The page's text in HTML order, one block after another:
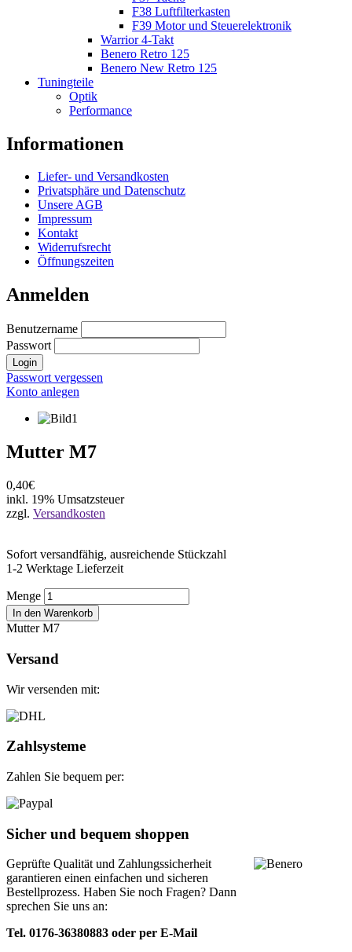
F38 Luftfilterkasten
F39 Motor und Steuerelektronik
Warrior 4-Takt
Benero Retro 125
Benero New Retro 125
Tuningteile
Optik
Performance
Informationen
Liefer- und Versandkosten
Privatsphäre und Datenschutz
Unsere AGB
Impressum
Kontakt
Widerrufsrecht
Öffnungszeiten
Anmelden
Benutzername
Passwort
Login
Passwort vergessen
Konto anlegen
Mutter M7
0,40€
inkl. 19% Umsatzsteuer
zzgl. Versandkosten
Sofort versandfähig, ausreichende Stückzahl
1-2 Werktage Lieferzeit
Menge
In den Warenkorb
Mutter M7
Versand
Wir versenden mit:
Zahlsysteme
Zahlen Sie bequem per:
Sicher und bequem shoppen
Geprüfte Qualität und Zahlungssicherheit
garantieren einen einfachen und sicheren
Bestellprozess. Haben Sie noch Fragen? Dann
sprechen Sie uns an:
Tel. 0176-36380883 oder per E-Mail